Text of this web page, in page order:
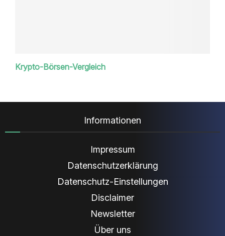
Krypto-Börsen-Vergleich
Informationen
Impressum
Datenschutzerklärung
Datenschutz-Einstellungen
Disclaimer
Newsletter
Über uns